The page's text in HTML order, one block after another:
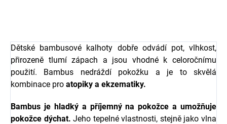
Dětské bambusové kalhoty dobře odvádí pot, vlhkost,
přirozeně tlumí zápach a jsou vhodné k celoročnímu
použití. Bambus nedráždí pokožku a je to skvělá
kombinace pro atopiky a ekzematiky.
Bambus je hladký a příjemný na pokožce a umožňuje
pokožce dýchat. Jeho tepelné vlastnosti, stejně jako vlna